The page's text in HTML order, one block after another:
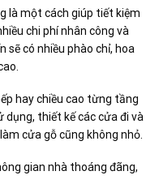
là một cách giúp tiết kiệm
chi phí nhân công và
sẽ có nhiều phào chỉ, hoa
hay chiều cao từng tầng
thiết kế các cửa đi và
cửa gỗ cũng không nhỏ.
gian nhà thoáng đãng,